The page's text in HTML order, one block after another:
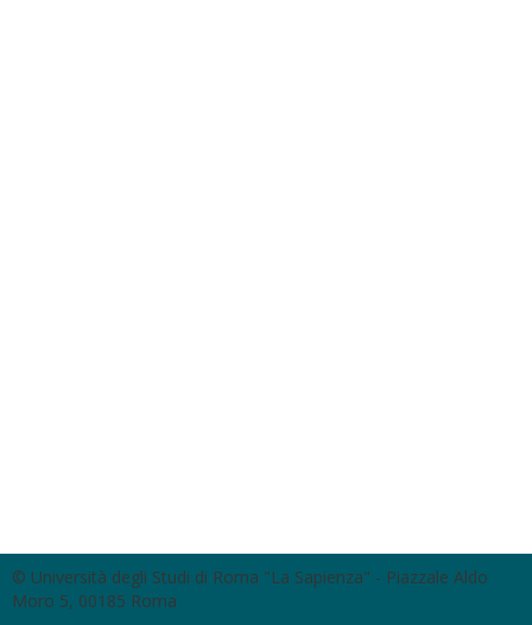
© Università degli Studi di Roma "La Sapienza" - Piazzale Aldo
Moro 5, 00185 Roma